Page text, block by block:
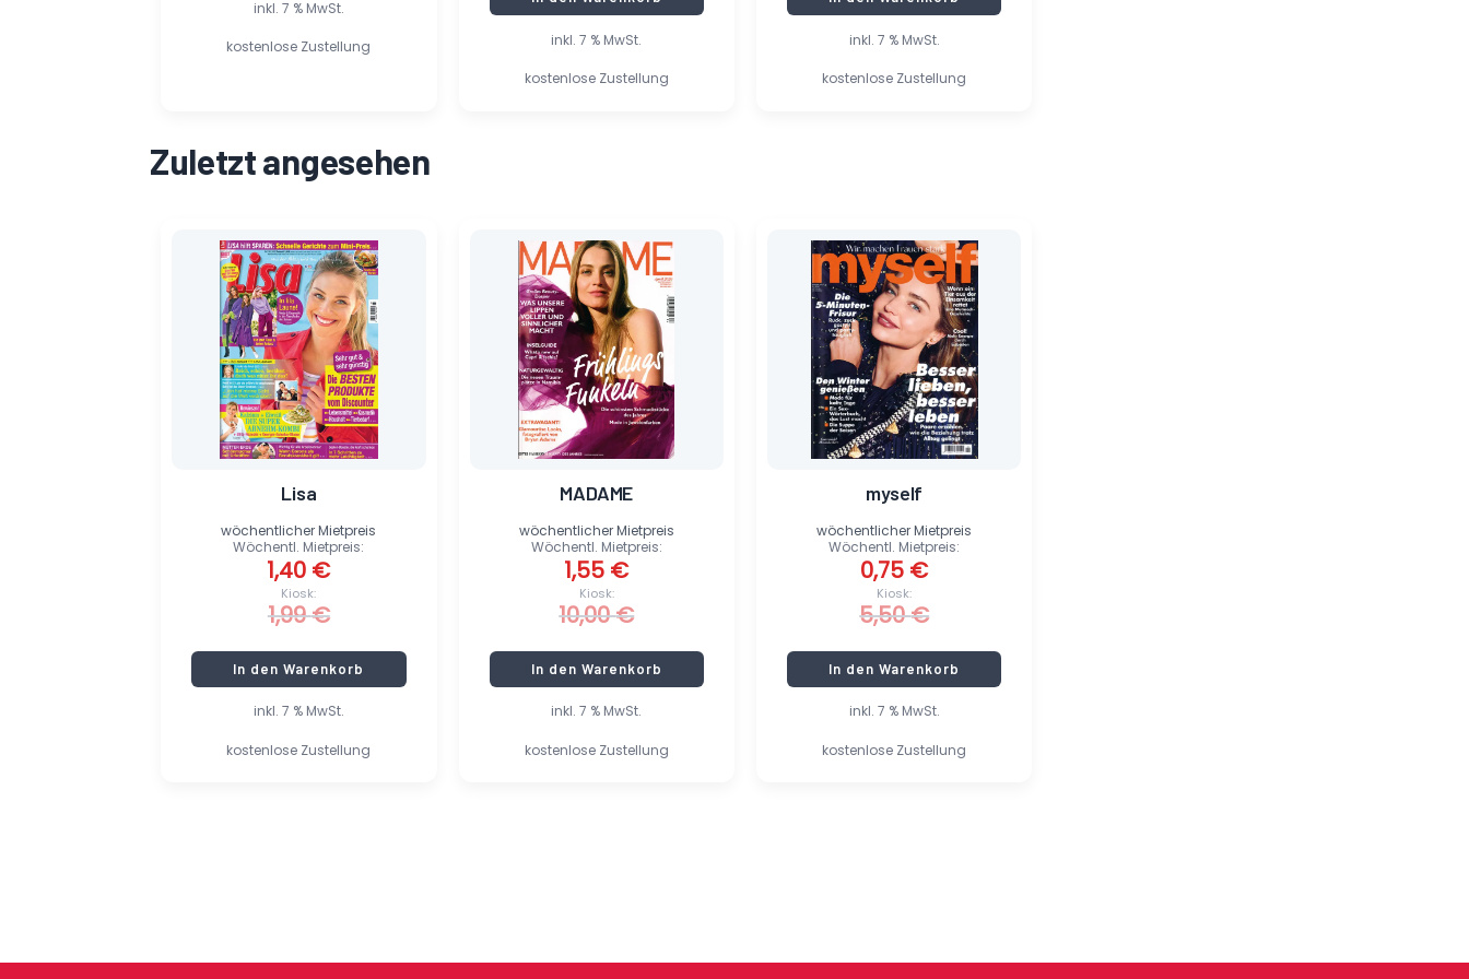
inkl. 7 % MwSt.
kostenlose Zustellung inkl. 7 % MwSt.
kostenlose Zustellung
inkl. 7 % MwSt.
kostenlose Zustellung
Zuletzt angesehen
inkl. 7 % MwSt.
kostenlose Zustellung
Lisa
Kiosk:
1,99€
Preis
war:
1,99 €
Wöchentl. Mietpreis:
1,40 €
Preis
1,40 €.
wöchentlicher Mietpreis
In den Warenkorb
inkl. 7 % MwSt.
kostenlose Zustellung
MADAME
Kiosk:
10,00€
Preis
war:
10,00 €
Wöchentl. Mietpreis:
1,55 €
Preis
1,55 €.
wöchentlicher Mietpreis
In den Warenkorb
inkl. 7 % MwSt.
kostenlose Zustellung
myself
Kiosk:
5,50€
Preis
5,50 €
Wöchentl. Mietpreis:
0,75 €
Preis
0,75 €.
wöchentlicher Mietpreis
In den Warenkorb